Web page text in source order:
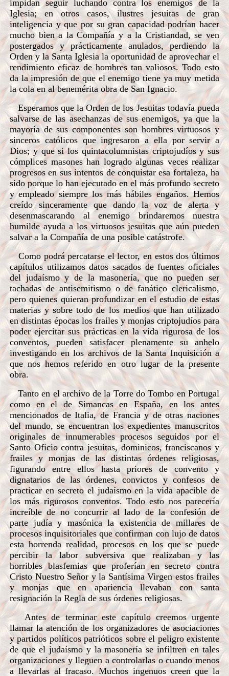
impidan seguir luchando contra los enemigos de la
Iglesia; en otros casos, ilustres jesuitas de gran
inteligencia y que por su gran capacidad podrían hacer
mucho bien a la Compañía y a la Cristiandad, se ven
postergados y prácticamente anulados, perdiendo la
Orden y la Santa Iglesia la oportunidad de aprovechar el
rendimiento eficaz de hombres tan valiosos. Todo esto
da la impresión de que el enemigo tiene ya muy metida
la cola en al benemérita obra de San Ignacio.
Esperamos que la Orden de los Jesuitas todavía pueda
salvarse de las asechanzas de sus enemigos, ya que la
mayoría de sus componentes son hombres virtuosos y
sinceros católicos que ingresaron a ella por servir a
Dios; y que si los quintacolumnistas criptojudíos y sus
cómplices masones han logrado algunas veces realizar
progresos en sus intentos de conquistar esa fortaleza, ha
sido porque lo han ejecutado en el más profundo secreto
y empleado siempre los más hábiles engaños. Hemos
creído sinceramente que dando la voz de alerta y
desenmascarando al enemigo brindaremos nuestra
humilde ayuda a los virtuosos jesuitas que aún pueden
salvar a la Compañía de una posible catástrofe.
Como podrá percatarse el lector, en estos dos últimos
capítulos utilizamos datos sacados de fuentes oficiales
del judaísmo y de la masonería, que no pueden ser
tachadas de antisemitismo o de fanático clericalismo,
pero quienes quieran profundizar en el estudio de estas
materias y sobre todo de los medios que han utilizado
en distintas épocas los frailes y monjas criptojudíos para
poder ejercitar sus prácticas en la vida rigurosa de los
conventos, pueden satisfacer plenamente su anhelo
investigando en los archivos de la Santa Inquisición a
que nos hemos referido en otro lugar de la presente
obra.
Tanto en el archivo de la Torre do Tombo en Portugal
como en el de Simancas en España, en los antes
mencionados de Italia, de Francia y de otras naciones
del mundo, se encuentran los expedientes manuscritos
originales de innumerables procesos seguidos por el
Santo Oficio contra jesuitas, dominicos, franciscanos y
frailes y monjas de las distintas órdenes religiosas,
figurando entre ellos hasta priores de convento y
dignatarios de las órdenes, convictos y confesos de
practicar en secreto el judaísmo en la vida apacible de
los más rigurosos conventos. Todo esto nos parecería
increíble de no concurrir al lado de la confesión de
parte judía y masónica la existencia de millares de
procesos inquisitoriales que confirman con lujo de datos
esta horrenda realidad, procesos en los que se puede
percibir la labor subversiva que realizaban y las
horribles blasfemias que proferían en secreto contra
Cristo Nuestro Señor y la Santísima Virgen estos frailes
y monjas que en apariencia llevaban con santa
resignación la Regla de sus órdenes religiosas.
Antes de terminar este capítulo creemos urgente
llamar la atención de los organizadores de asociaciones
y partidos políticos patrióticos sobre el peligro existente
de que el judaísmo y la masonería se infiltren en tales
organizaciones y lleguen a controlarlas o cuando menos
a llevarlas al fracaso. Muchos ingenuos creen que la